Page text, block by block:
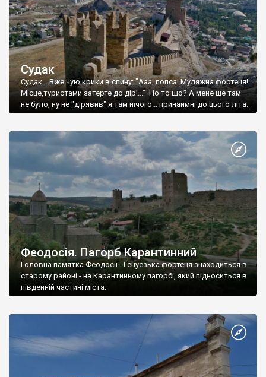
Судак
Судак... Вже чую крики в спину: "Ааа, попса! Муляжна фортеця!
Місце,туристами затерте до дір!..." Но то шо? А мене ще там
не було, ну не "дірявив" я там нічого... принаймні до цього літа.
Феодосія. Пагорб Карантинний
Головна памятка Феодосії - Генуезька фортеця знаходиться в
старому районі - на Карантинному пагорбі, який підноситься в
південній частині міста.